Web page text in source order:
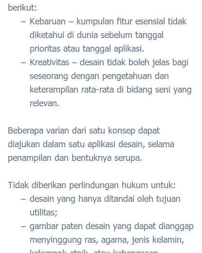
berikut:
Kebaruan – kumpulan fitur esensial tidak
diketahui di dunia sebelum tanggal
prioritas atau tanggal aplikasi.
Kreativitas – desain tidak boleh jelas bagi
seseorang dengan pengetahuan dan
keterampilan rata-rata di bidang seni yang
relevan.
Beberapa varian dari satu konsep dapat
diajukan dalam satu aplikasi desain, selama
penampilan dan bentuknya serupa.
Tidak diberikan perlindungan hukum untuk:
desain yang hanya ditandai oleh tujuan
utilitas;
gambar paten desain yang dapat dianggap
menyinggung ras, agama, jenis kelamin,